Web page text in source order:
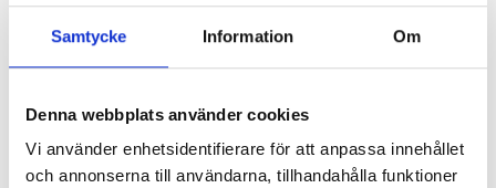
Samtycke Information Om
Denna webbplats använder cookies
Vi använder enhetsidentifierare för att anpassa innehållet
och annonserna till användarna, tillhandahålla funktioner
Krompläterad och
blåanlöpt (skärtänder)
Ytbehandling
Härdad (nitar)
Material (68CrNiMo32NB)
Material Legerat stål (51CrV4)